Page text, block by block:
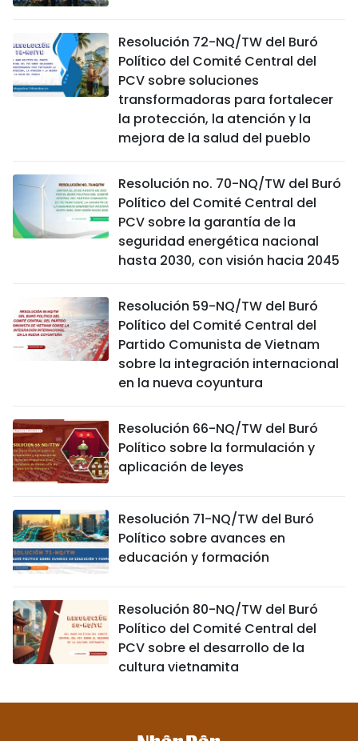
Resolución 72-NQ/TW del Buró
Político del Comité Central del
PCV sobre soluciones
transformadoras para fortalecer
la protección, la atención y la
mejora de la salud del pueblo
Resolución no. 70-NQ/TW del Buró
Político del Comité Central del
PCV sobre la garantía de la
seguridad energética nacional
hasta 2030, con visión hacia 2045
Resolución 59-NQ/TW del Buró
Político del Comité Central del
Partido Comunista de Vietnam
sobre la integración internacional
en la nueva coyuntura
Resolución 66-NQ/TW del Buró
Político sobre la formulación y
aplicación de leyes
Resolución 71-NQ/TW del Buró
Político sobre avances en
educación y formación
Resolución 80-NQ/TW del Buró
Político del Comité Central del
PCV sobre el desarrollo de la
cultura vietnamita